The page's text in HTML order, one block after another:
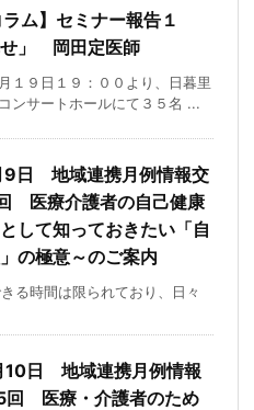
ラム】セミナー報告１
せ」 岡田定医師
１９日１９：００より、日暮里
ンサートホールにて３５名 ...
日 地域連携月例情報交
医療介護者の自己健康
して知っておきたい「自
の極意～のご案内
る時間は限られており、日々
日 地域連携月例情報
回 医療・介護者のため